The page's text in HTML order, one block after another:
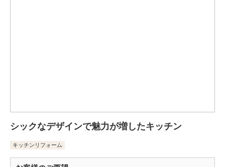
シックなデザインで魅力が増したキッチン
キッチンリフォーム